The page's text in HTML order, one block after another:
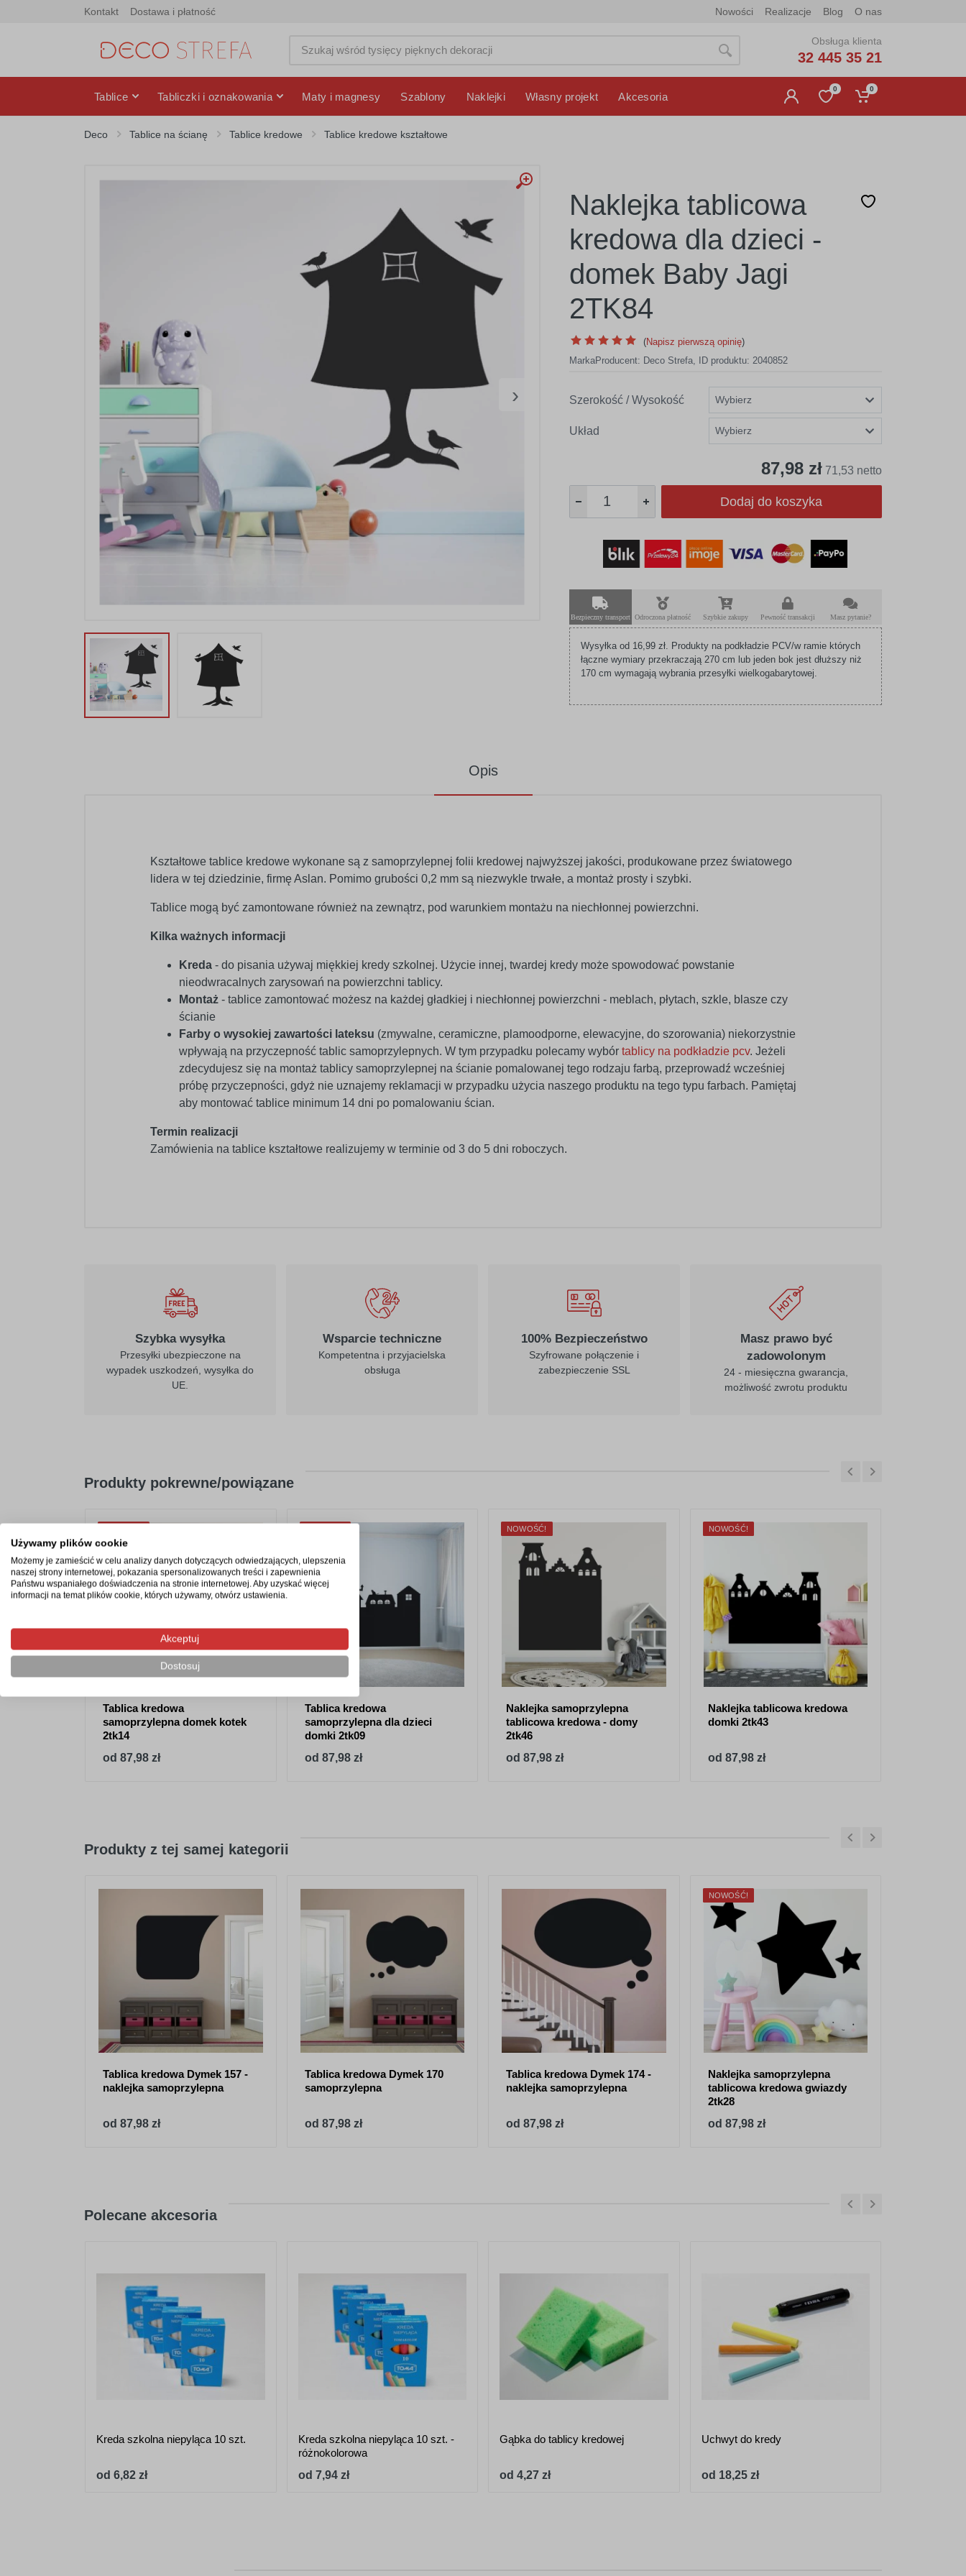
Kontakt Dostawa i płatność Nowości Realizacje Blog O nas
Obsługa klienta
32 445 35 21
Tablice Tabliczki i oznakowania Maty i magnesy Szablony Naklejki Własny projekt Akcesoria
0 0
Deco Tablice na ścianę Tablice kredowe Tablice kredowe kształtowe
›
Naklejka tablicowa
kredowa dla dzieci -
domek Baby Jagi
2TK84
(Napisz pierwszą opinię)
MarkaProducent: Deco Strefa, ID produktu: 2040852
Szerokość / Wysokość
Układ
87,98 zł 71,53 netto
Dodaj do koszyka
Bezpieczny transport Odroczona płatność Szybkie zakupy Pewność transakcji Masz pytanie?
Wysyłka od 16,99 zł. Produkty na podkładzie PCV/w ramie których
łączne wymiary przekraczają 270 cm lub jeden bok jest dłuższy niż
170 cm wymagają wybrania przesyłki wielkogabarytowej.
Opis
Kształtowe tablice kredowe wykonane są z samoprzylepnej folii kredowej najwyższej jakości, produkowane przez światowego
lidera w tej dziedzinie, firmę Aslan. Pomimo grubości 0,2 mm są niezwykle trwałe, a montaż prosty i szybki.
Tablice mogą być zamontowane również na zewnątrz, pod warunkiem montażu na niechłonnej powierzchni.
Kilka ważnych informacji
Kreda - do pisania używaj miękkiej kredy szkolnej. Użycie innej, twardej kredy może spowodować powstanie
nieodwracalnych zarysowań na powierzchni tablicy.
Montaż - tablice zamontować możesz na każdej gładkiej i niechłonnej powierzchni - meblach, płytach, szkle, blasze czy
ścianie
Farby o wysokiej zawartości lateksu (zmywalne, ceramiczne, plamoodporne, elewacyjne, do szorowania) niekorzystnie
wpływają na przyczepność tablic samoprzylepnych. W tym przypadku polecamy wybór tablicy na podkładzie pcv. Jeżeli
zdecydujesz się na montaż tablicy samoprzylepnej na ścianie pomalowanej tego rodzaju farbą, przeprowadź wcześniej
próbę przyczepności, gdyż nie uznajemy reklamacji w przypadku użycia naszego produktu na tego typu farbach. Pamiętaj
aby montować tablice minimum 14 dni po pomalowaniu ścian.
Termin realizacji
Zamówienia na tablice kształtowe realizujemy w terminie od 3 do 5 dni roboczych.
Szybka wysyłka
Przesyłki ubezpieczone na
wypadek uszkodzeń, wysyłka do
UE.
Wsparcie techniczne
Kompetentna i przyjacielska
obsługa
100% Bezpieczeństwo
Szyfrowane połączenie i
zabezpieczenie SSL
Masz prawo być
zadowolonym
24 - miesięczna gwarancja,
możliwość zwrotu produktu
Produkty pokrewne/powiązane
Tablica kredowa
samoprzylepna domek kotek
2tk14
od 87,98 zł
Tablica kredowa
samoprzylepna dla dzieci
domki 2tk09
od 87,98 zł
NOWOŚĆ!
Naklejka samoprzylepna
tablicowa kredowa - domy
2tk46
od 87,98 zł
NOWOŚĆ!
Naklejka tablicowa kredowa
domki 2tk43
od 87,98 zł
Produkty z tej samej kategorii
Tablica kredowa Dymek 157 -
naklejka samoprzylepna
od 87,98 zł
Tablica kredowa Dymek 170
samoprzylepna
od 87,98 zł
Tablica kredowa Dymek 174 -
naklejka samoprzylepna
od 87,98 zł
NOWOŚĆ!
Naklejka samoprzylepna
tablicowa kredowa gwiazdy
2tk28
od 87,98 zł
Polecane akcesoria
Kreda szkolna niepyląca 10 szt.
od 6,82 zł
Kreda szkolna niepyląca 10 szt. -
różnokolorowa
od 7,94 zł
Gąbka do tablicy kredowej
od 4,27 zł
Uchwyt do kredy
od 18,25 zł
Używamy plików cookie
Możemy je zamieścić w celu analizy danych dotyczących odwiedzających, ulepszenia
naszej strony internetowej, pokazania spersonalizowanych treści i zapewnienia
Państwu wspaniałego doświadczenia na stronie internetowej. Aby uzyskać więcej
informacji na temat plików cookie, których używamy, otwórz ustawienia.
Akceptuj
Dostosuj